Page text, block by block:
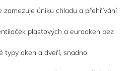
úniku chladu a přehřívání
plastových a eurooken bez
typy oken a dveří, snadno